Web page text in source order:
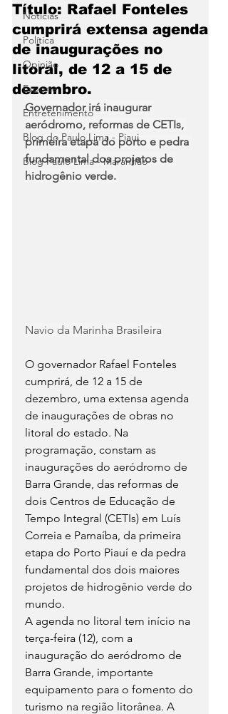
Notícias
Política
Opinião
Esporte
Entretenimento
Blog do Paulo Lima - Piaui
Blog Paulo Lima - Maranhão
Título: Rafael Fonteles
cumprirá extensa agenda
de inaugurações no
litoral, de 12 a 15 de
dezembro.
Governador irá inaugurar
aeródromo, reformas de CETIs,
primeira etapa do porto e pedra
fundamental dos projetos de
hidrogênio verde.
Navio da Marinha Brasileira
O governador Rafael Fonteles
cumprirá, de 12 a 15 de
dezembro, uma extensa agenda
de inaugurações de obras no
litoral do estado. Na
programação, constam as
inaugurações do aeródromo de
Barra Grande, das reformas de
dois Centros de Educação de
Tempo Integral (CETIs) em Luís
Correia e Parnaíba, da primeira
etapa do Porto Piauí e da pedra
fundamental dos dois maiores
projetos de hidrogênio verde do
mundo.
A agenda no litoral tem início na
terça-feira (12), com a
inauguração do aeródromo de
Barra Grande, importante
equipamento para o fomento do
turismo na região litorânea. A